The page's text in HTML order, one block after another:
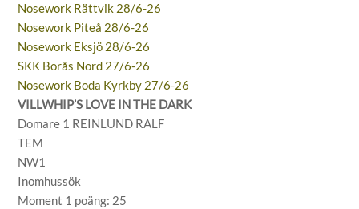
Nosework Rättvik 28/6-26
Nosework Piteå 28/6-26
Nosework Eksjö 28/6-26
SKK Borås Nord 27/6-26
Nosework Boda Kyrkby 27/6-26
VILLWHIP’S LOVE IN THE DARK
Domare 1 REINLUND RALF
TEM
NW1
Inomhussök
Moment 1 poäng: 25